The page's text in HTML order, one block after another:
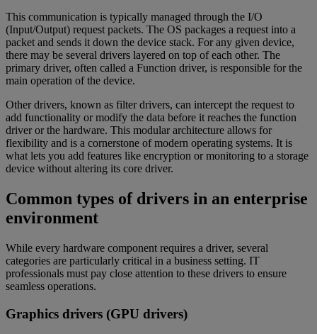
This communication is typically managed through the I/O
(Input/Output) request packets. The OS packages a request into a
packet and sends it down the device stack. For any given device,
there may be several drivers layered on top of each other. The
primary driver, often called a Function driver, is responsible for the
main operation of the device.
Other drivers, known as filter drivers, can intercept the request to
add functionality or modify the data before it reaches the function
driver or the hardware. This modular architecture allows for
flexibility and is a cornerstone of modern operating systems. It is
what lets you add features like encryption or monitoring to a storage
device without altering its core driver.
Common types of drivers in an enterprise
environment
While every hardware component requires a driver, several
categories are particularly critical in a business setting. IT
professionals must pay close attention to these drivers to ensure
seamless operations.
Graphics drivers (GPU drivers)